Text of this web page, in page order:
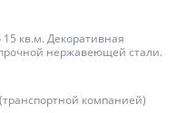
кв.м. Декоративная
нержавеющей стали.
компанией)